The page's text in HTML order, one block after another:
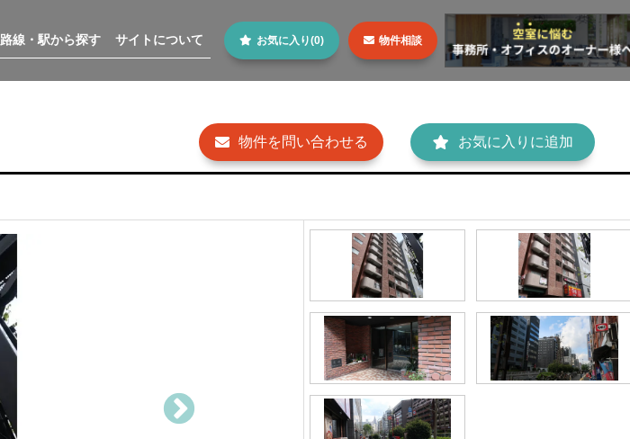
路線・駅から探す サイトについて お気に入り(0) 物件相談
物件を問い合わせる お気に入りに追加